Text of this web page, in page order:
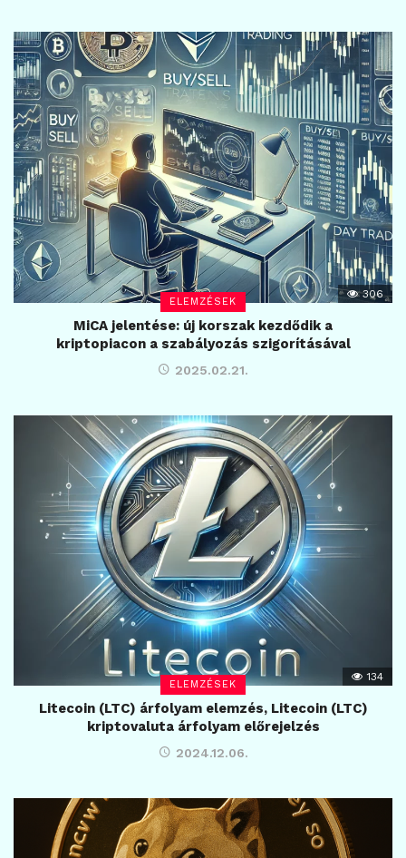
ELEMZÉSEK
306
MiCA jelentése: új korszak kezdődik a
kriptopiacon a szabályozás szigorításával
2025.02.21.
ELEMZÉSEK
134
Litecoin (LTC) árfolyam elemzés, Litecoin (LTC)
kriptovaluta árfolyam előrejelzés
2024.12.06.